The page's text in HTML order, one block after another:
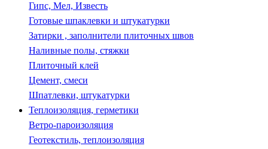
Гипс, Мел, Известь
Готовые шпаклевки и штукатурки
Затирки , заполнители плиточных швов
Наливные полы, стяжки
Плиточный клей
Цемент, смеси
Шпатлевки, штукатурки
Теплоизоляция, герметики
Ветро-пароизоляция
Геотекстиль, теплоизоляция